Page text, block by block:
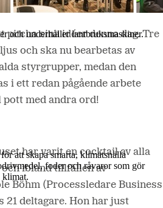
och underhåller lantbruksmaskiner.
att skapa smarta, klimatsnälla
foder och råvaror som gör
klimat.
pitcha sina idéer denna dag. Tre
och ska nu bearbetas av
styrgrupper, medan den
i ett redan pågående arbete
med andra ord!
har varit en cocktail av alla
ibland tillfällen av
Böhm (Processledare Business
21 deltagare. Hon har just